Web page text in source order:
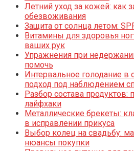
Летний уход за кожей: как
обезвоживания
Защита от солнца летом:
Витамины для здоровья
ваших рук
Упражнения при
помочь
Интервальное голодание в
подход под наблюдением
Разбор состава продуктов:
лайфхаки
Металлические брекеты:
в исправлении прикуса
Выбор колец на свадьбу:
нюансы покупки